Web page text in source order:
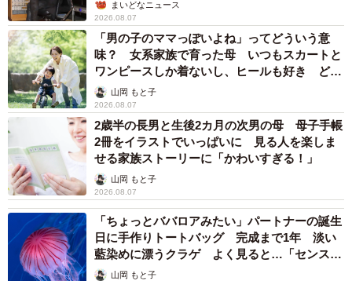
まいどなニュース
2026.08.07
「男の子のママっぽいよね」ってどういう意
味？ 女系家族で育った母 いつもスカートと
ワンピースしか着ないし、ヒールも好き どの
へんが…
山岡 もと子
2026.08.07
2歳半の長男と生後2カ月の次男の母 母子手帳
2冊をイラストでいっぱいに 見る人を楽しま
せる家族ストーリーに「かわいすぎる！」
山岡 もと子
2026.08.07
「ちょっとババロアみたい」パートナーの誕生
日に手作りトートバッグ 完成まで1年 淡い
藍染めに漂うクラゲ よく見ると…「センスす
ごい」山岡 もと子